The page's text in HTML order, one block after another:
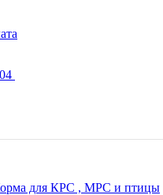
для КРС , МРС и птицы